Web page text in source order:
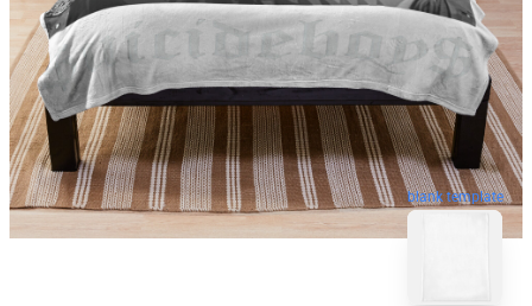
blank template